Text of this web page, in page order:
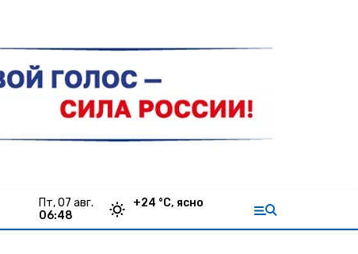
пт, 07 авг.
06:48
+24 °С, ясно